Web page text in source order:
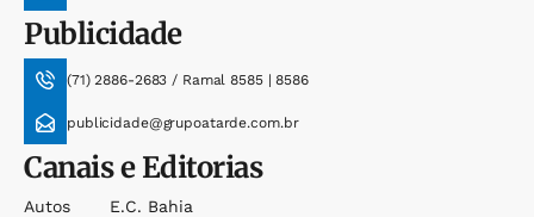
Publicidade
(71) 2886-2683 / Ramal 8585 | 8586
publicidade@grupoatarde.com.br
Canais e Editorias
Autos
E.c. Bahia